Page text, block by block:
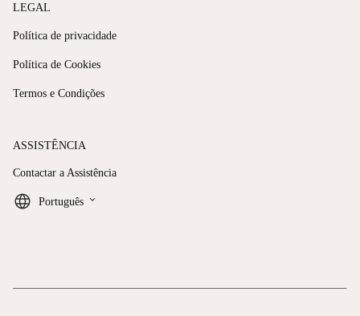
LEGAL
Política de privacidade
Política de Cookies
Termos e Condições
ASSISTÊNCIA
Contactar a Assistência
Português keyboard_arrow_down